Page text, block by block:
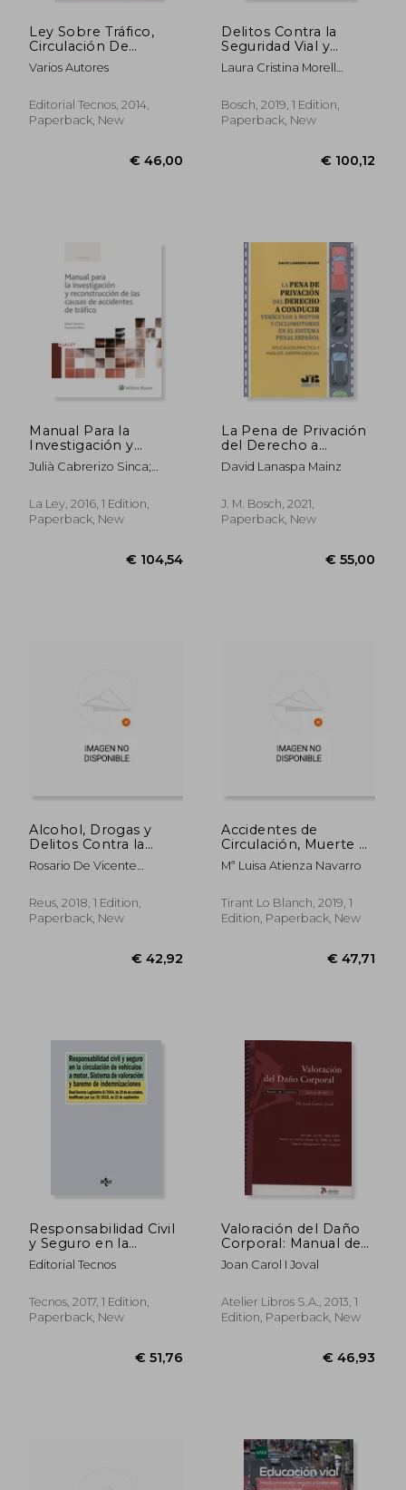
Ley Sobre Tráfico,
Circulación De
Vehículos A Motor Y
Seguridad Vial (in
Varios Autores
Editorial Tecnos, 2014,
Paperback, New
Delitos Contra la
Seguridad Vial y
Siniestralidad de los
Nuevos Tipos de
Laura Cristina Morell
Bosch, 2019, 1 Edition,
Paperback, New
Manual Para la
Investigación y
Reconstrucción de las
Causas de Accidentes
Julià Cabrerizo Sinca;
La Ley, 2016, 1 Edition,
Paperback, New
La Pena de Privación
del Derecho a
Conducir Vehículos a
Motor y Ciclomotores
Español. Aplicación
Práctica y Análisis
David Lanaspa Mainz
J. M. Bosch, 2021,
Paperback, New
Alcohol, Drogas y
Delitos Contra la
Seguridad Vial (in
Spanish)
Rosario De Vicente
Reus, 2018, 1 Edition,
Paperback, New
Accidentes de
Circulación, Muerte e
Indemnización
(Monografías) (in
Mª Luisa Atienza Navarro
Tirant Lo Blanch, 2019, 1
Edition, Paperback, New
Responsabilidad Civil
y Seguro en la
Circulación de
Vehículos a Motor.
y Baremo de
Indemnizaciones:
- Biblioteca de Textos
Editorial Tecnos
Tecnos, 2017, 1 Edition,
Paperback, New
Valoración del Daño
Corporal: Manual de
Consulta: En
Accidentes de Tráfico
(in Spanish)
Joan Carol I Joval
Atelier Libros S.A., 2013, 1
Edition, Paperback, New